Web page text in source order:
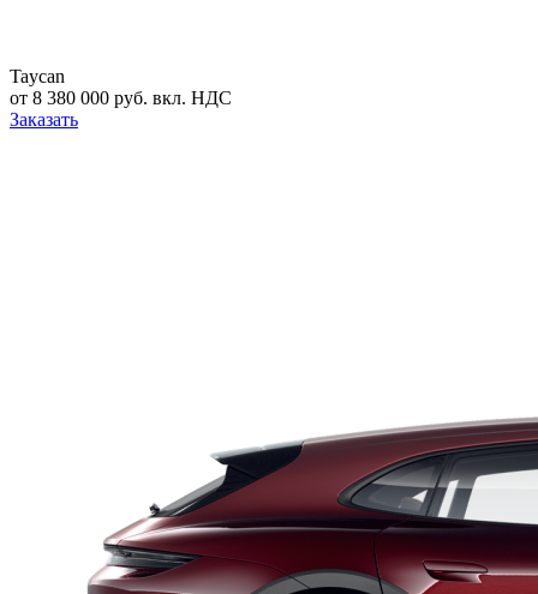
Taycan
от 8 380 000 руб. вкл. НДС
Заказать